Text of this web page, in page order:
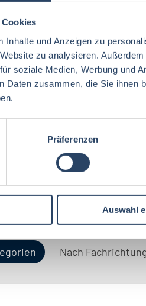
Inhalte und Anzeigen zu
zu analysieren.
soziale Medien, Werbung und
Daten zusammen, die Sie ihnen
Präferenzen
Auswahl
Nach